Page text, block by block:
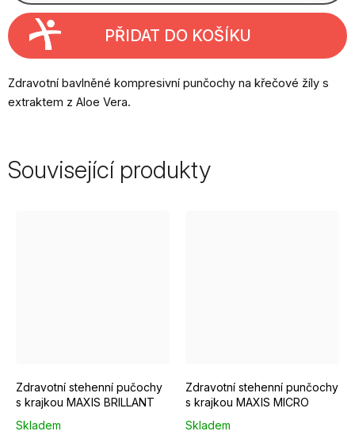
PŘIDAT DO KOŠÍKU
Zdravotní bavlněné kompresivní punčochy na křečové žíly s
extraktem z Aloe Vera.
Související produkty
Zdravotní stehenní pučochy
s krajkou MAXIS BRILLANT
Skladem
Zdravotní stehenní punčochy
s krajkou MAXIS MICRO
Skladem